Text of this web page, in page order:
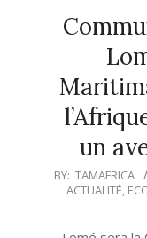
un
2025-
08-
BY: TAMAFRICA
ACTUALITÉ,